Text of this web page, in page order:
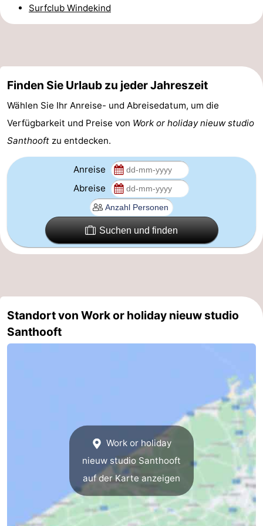
Adressen
Region
-
Gent
-
Ypern
Die
Natur
Het
-
Knokke-
-
Middelkerke
Surfclub Windekind
Finden Sie Urlaub zu jeder Jahreszeit
Wählen Sie Ihr Anreise- und Abreisedatum, um die
Verfügbarkeit und Preise von Work or holiday nieuw studio
Santhooft zu entdecken.
Anreise
Abreise
Suchen und finden
Standort von Work or holiday nieuw studio
Santhooft
Work or holiday
nieuw studio Santhooft
auf der Karte anzeigen